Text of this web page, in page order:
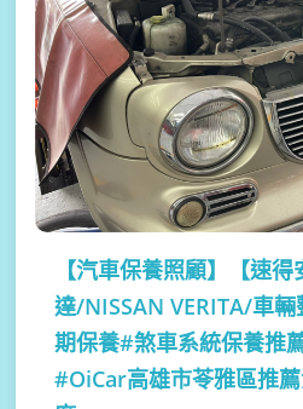
【汽車保養照顧】
【速
達/NISSAN VERITA/車
期保養#煞車系統保養推
#OiCar高雄市苓雅區推